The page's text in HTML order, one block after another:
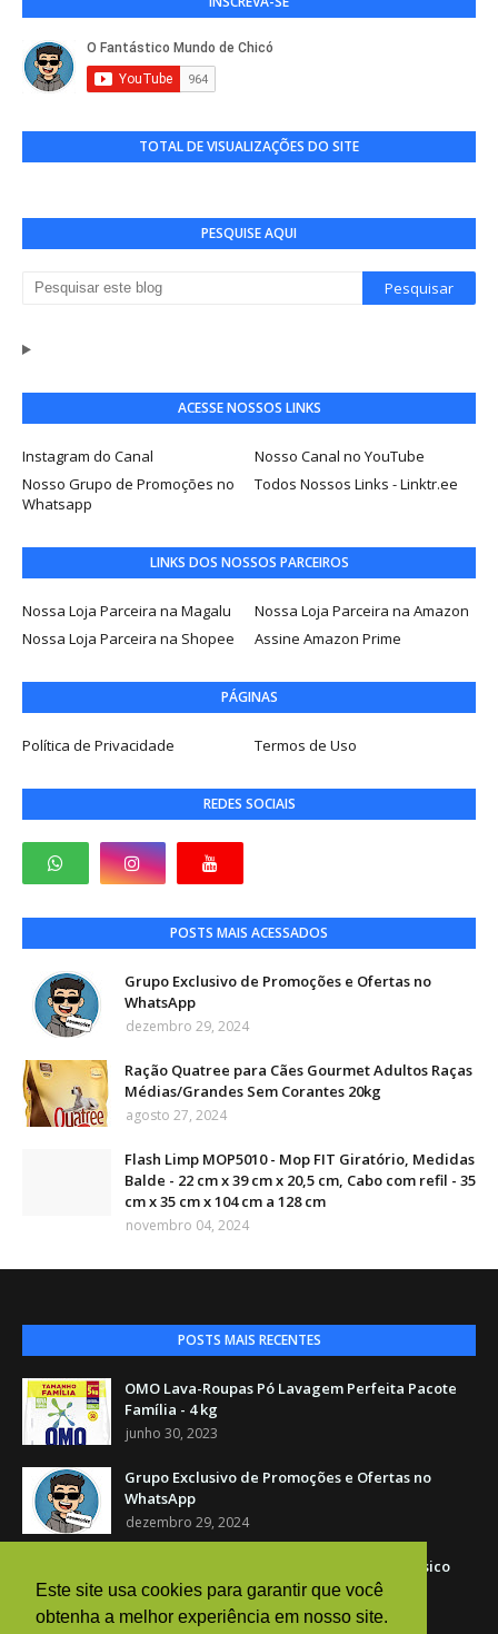
Este site usa cookies para garantir que você
obtenha a melhor experiência em nosso site.
TOTAL DE VISUALIZAÇÕES DO SITE
PESQUISE AQUI
ACESSE NOSSOS LINKS
Instagram do Canal
Nosso Canal no YouTube
Nosso Grupo de Promoções no
Whatsapp
Todos Nossos Links - Linktr.ee
LINKS DOS NOSSOS PARCEIROS
Nossa Loja Parceira na Magalu
Nossa Loja Parceira na Amazon
Nossa Loja Parceira na Shopee
Assine Amazon Prime
PÁGINAS
Política de Privacidade Termos de Uso
REDES SOCIAIS
POSTS MAIS ACESSADOS
Grupo Exclusivo de Promoções e Ofertas no
WhatsApp
dezembro 29, 2024
Ração Quatree para Cães Gourmet Adultos Raças
Médias/Grandes Sem Corantes 20kg
agosto 27, 2024
Flash Limp MOP5010 - Mop FIT Giratório, Medidas
Balde - 22 cm x 39 cm x 20,5 cm, Cabo com refil - 35
cm x 35 cm x 104 cm a 128 cm
novembro 04, 2024
POSTS MAIS RECENTES
OMO Lava-Roupas Pó Lavagem Perfeita Pacote
Família - 4 kg
junho 30, 2023
Grupo Exclusivo de Promoções e Ofertas no
WhatsApp
dezembro 29, 2024
América Café Torrado E Moído Vácuo Clássico
500 G
novembro 04, 2024